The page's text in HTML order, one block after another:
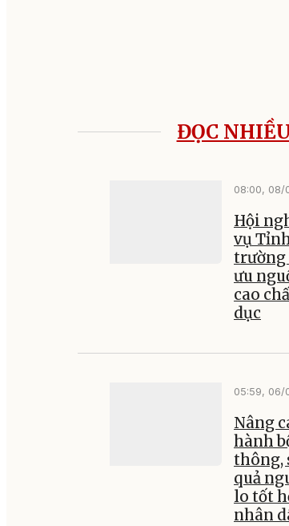
ĐỌC
08:00, 08/
Hội
vụ
trường
ưu
cao
dục
05:59, 06/
Nâng
hành
thông,
quả
lo tốt
nhân